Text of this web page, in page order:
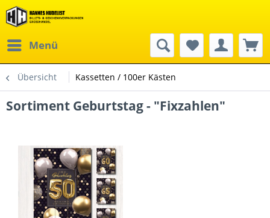
Menü
Übersicht Kassetten / 100er Kästen
Sortiment Geburtstag - "Fixzahlen"